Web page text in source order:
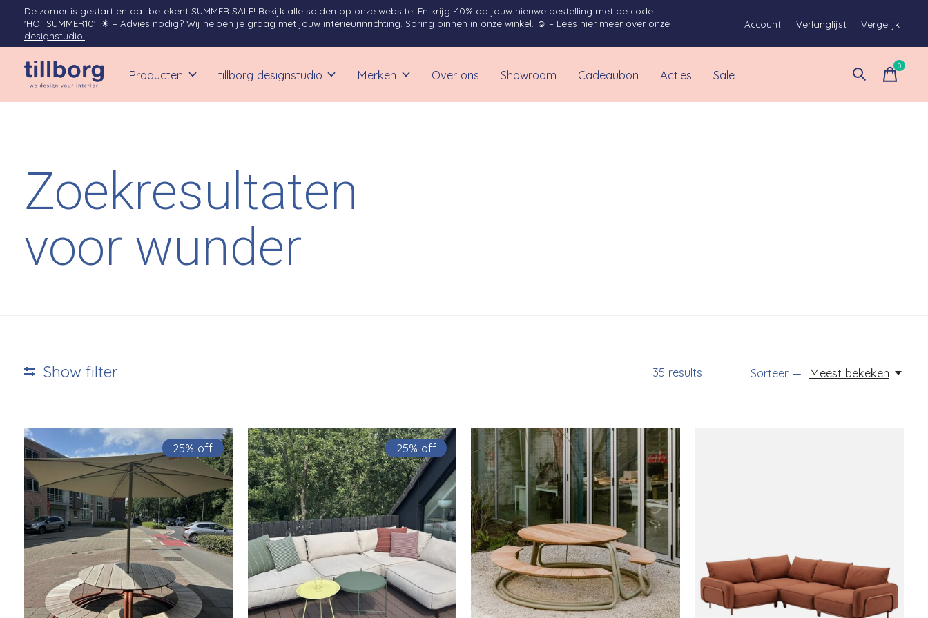
De zomer is gestart en dat betekent SUMMER SALE! Bekijk alle solden op onze website. En krijg -10% op jouw nieuwe bestelling met de code
'HOTSUMMER10'. ☀︎ – Advies nodig? Wij helpen je graag met jouw interieurinrichting. Spring binnen in onze winkel. ☺ – Lees hier meer over onze
designstudio.
Account Verlanglijst Vergelijk
Producten tillborg designstudio Merken Over ons Showroom Cadeaubon Acties Sale
0items
Zoekresultaten
voor wunder
Show filter 35 results Sorteer — Meest bekeken
25% off 25% off